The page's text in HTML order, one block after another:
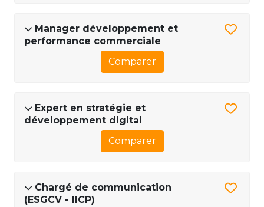
Manager développement et
performance commerciale
Comparer
Expert en stratégie et
développement digital
Comparer
Chargé de communication
(ESGCV - IICP)